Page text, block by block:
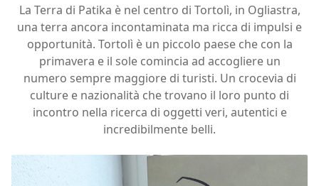
La Terra di Patika è nel centro di Tortolì, in Ogliastra,
una terra ancora incontaminata ma ricca di impulsi e
opportunità. Tortolì è un piccolo paese che con la
primavera e il sole comincia ad accogliere un
numero sempre maggiore di turisti. Un crocevia di
culture e nazionalità che trovano il loro punto di
incontro nella ricerca di oggetti veri, autentici e
incredibilmente belli.